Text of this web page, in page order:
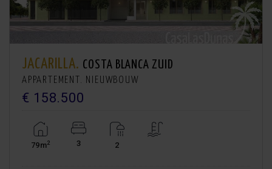
JACARILLA. COSTA BLANCA ZUID
APPARTEMENT. NIEUWBOUW
€ 158.500
79m2 3 2